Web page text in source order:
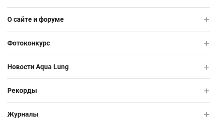
О сайте и форуме
Фотоконкурс
Новости Aqua Lung
Рекорды
Журналы